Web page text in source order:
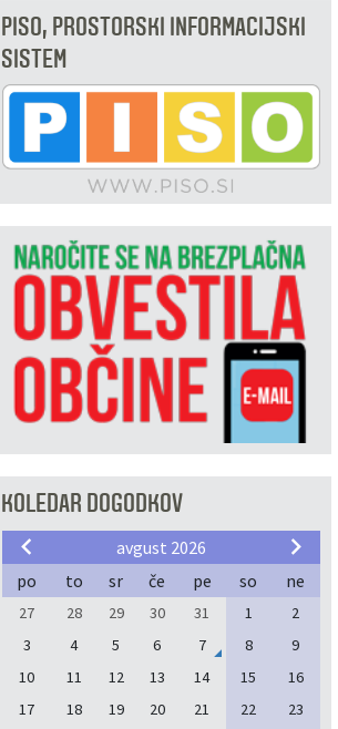
PISO, PROSTORSKI INFORMACIJSKI
SISTEM
KOLEDAR DOGODKOV
avgust 2026
po
to sr če pe so ne
27 28 29 30 31 1
2
3
4 5 6 7 8
9
10
11 12 13 14 15
16
17
18 19 20 21 22
23